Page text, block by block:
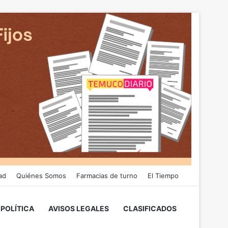
Quiénes Somos Farmacias de turno El Tiempo
POLÍTICA AVISOS LEGALES CLASIFICADOS